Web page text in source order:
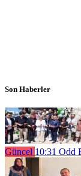
Son Haberler
Güncel 10:31 Odd